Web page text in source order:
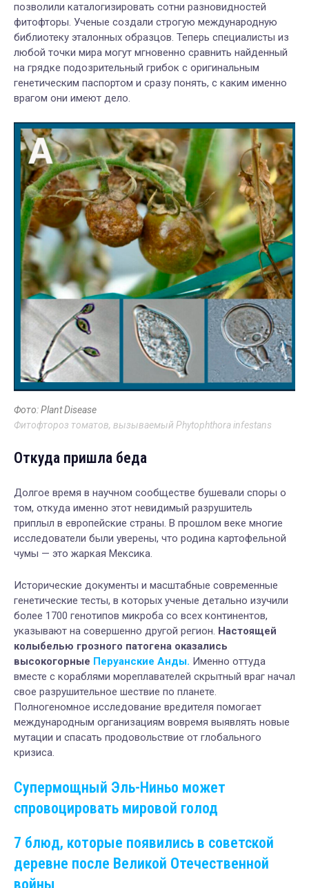
позволили каталогизировать сотни разновидностей
фитофторы. Ученые создали строгую международную
библиотеку эталонных образцов. Теперь специалисты из
любой точки мира могут мгновенно сравнить найденный
на грядке подозрительный грибок с оригинальным
генетическим паспортом и сразу понять, с каким именно
врагом они имеют дело.
Фото: Plant Disease
Фитофтороз томатов, вызываемый Phytophthora infestans
Откуда пришла беда
Долгое время в научном сообществе бушевали споры о
том, откуда именно этот невидимый разрушитель
приплыл в европейские страны. В прошлом веке многие
исследователи были уверены, что родина картофельной
чумы — это жаркая Мексика.
Исторические документы и масштабные современные
генетические тесты, в которых ученые детально изучили
более 1700 генотипов микроба со всех континентов,
указывают на совершенно другой регион. Настоящей
колыбелью грозного патогена оказались
высокогорные Перуанские Анды. Именно оттуда
вместе с кораблями мореплавателей скрытный враг начал
свое разрушительное шествие по планете.
Полногеномное исследование вредителя помогает
международным организациям вовремя выявлять новые
мутации и спасать продовольствие от глобального
кризиса.
Супермощный Эль-Ниньо может
спровоцировать мировой голод
7 блюд, которые появились в советской
деревне после Великой Отечественной
войны